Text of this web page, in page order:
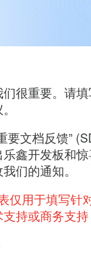
很重要。请
要文档反馈”
鑫开发板和
们的通知。
仅用于填写针
持或商务支